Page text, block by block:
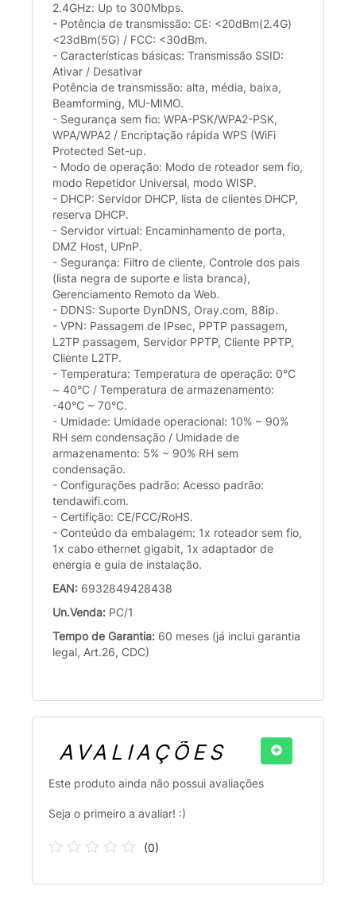
2.4GHz: Up to 300Mbps.
- Potência de transmissão: CE: <20dBm(2.4G)
<23dBm(5G) / FCC: <30dBm.
- Características básicas: Transmissão SSID:
Ativar / Desativar
Potência de transmissão: alta, média, baixa,
Beamforming, MU-MIMO.
- Segurança sem fio: WPA-PSK/WPA2-PSK,
WPA/WPA2 / Encriptação rápida WPS (WiFi
Protected Set-up.
- Modo de operação: Modo de roteador sem fio,
modo Repetidor Universal, modo WISP.
- DHCP: Servidor DHCP, lista de clientes DHCP,
reserva DHCP.
- Servidor virtual: Encaminhamento de porta,
DMZ Host, UPnP.
- Segurança: Filtro de cliente, Controle dos pais
(lista negra de suporte e lista branca),
Gerenciamento Remoto da Web.
- DDNS: Suporte DynDNS, Oray.com, 88ip.
- VPN: Passagem de IPsec, PPTP passagem,
L2TP passagem, Servidor PPTP, Cliente PPTP,
Cliente L2TP.
- Temperatura: Temperatura de operação: 0°C
~ 40°C / Temperatura de armazenamento:
-40°C ~ 70°C.
- Umidade: Umidade operacional: 10% ~ 90%
RH sem condensação / Umidade de
armazenamento: 5% ~ 90% RH sem
condensação.
- Configurações padrão: Acesso padrão:
tendawifi.com.
- Certifição: CE/FCC/RoHS.
- Conteúdo da embalagem: 1x roteador sem fio,
1x cabo ethernet gigabit, 1x adaptador de
energia e guia de instalação.
EAN: 6932849428438
Un.Venda: PC/1
Tempo de Garantia: 60 meses (já inclui garantia
legal, Art.26, CDC)
AVALIAÇÕES
Este produto ainda não possui avaliações
Seja o primeiro a avaliar! :)
(0)